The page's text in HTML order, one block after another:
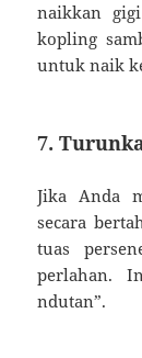
naikkan
kopling
untuk naik
7.
Jika Anda
secara
tuas
perlahan.
ndutan”.